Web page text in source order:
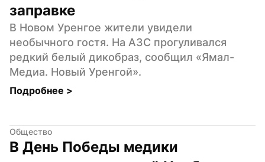
заправке
В Новом Уренгое жители увидели
необычного гостя. На АЗС прогуливался
редкий белый дикобраз, сообщил «Ямал-
Медиа. Новый Уренгой».
Подробнее >
Общество
В День Победы медики